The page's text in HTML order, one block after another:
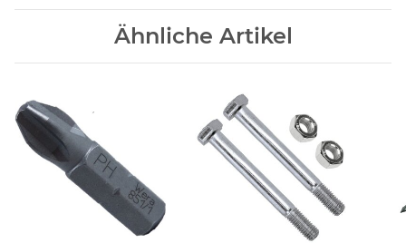
Ähnliche Artikel